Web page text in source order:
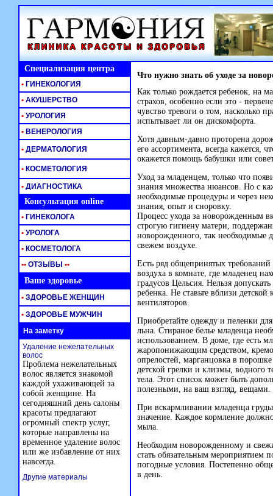
Специализация центра Что нужно знать об уходе за
Как только рождается ребенок, на
страхов, особенно если это -
чувство тревоги о том, насколько
испытывает ли он дискомфорта.
Хотя давным-давно проторена
его ассортимента, всегда кажется,
окажется помощь бабушки или
Уход за младенцем, только что
знания множества нюансов. Но с
необходимые процедуры и через
знания, опыт и сноровку.
Процесс ухода за новорожденным
строгую гигиену матери,
новорожденного, так необходимые
свежем воздухе.
Есть ряд общепринятых
воздуха в комнате, где младенец
градусов Цельсия. Нельзя
ребенка. Не ставьте вблизи
вентиляторов.
Приобретайте одежду и пеленки
льна. Стираное белье младенца
использованием. В доме, где есть
жаропонижающим средством,
опрелостей, марганцовка в
детской грелки и клизмы, водного
тела. Этот список может быть
полезными, на ваш взгляд, вещами.
При вскармливании младенца
значение. Каждое кормление
мыла.
Необходим новорожденному и
стать обязательным мероприятием
погодные условия. Постепенно
в день.
• ГИНЕКОЛОГИЯ
• АКУШЕРСТВО
• УРОЛОГИЯ
• ВЕНЕРОЛОГИЯ
• ДЕРМАТОЛОГИЯ
• КОСМЕТОЛОГИЯ
• ДИАГНОСТИКА
Консультация online
• ГИНЕКОЛОГА
• УРОЛОГА
• КОСМЕТОЛОГА
•• ОТЗЫВЫ ••
Ваше здоровье
• ЗДОРОВЬЕ ЖЕНЩИН
• ЗДОРОВЬЕ МУЖЧИН
На заметку
Удаление нежелательных
волос
Проблема нежелательных
волос является знакомой
каждой ухаживающей за
собой женщине. На
сегодняшний день салоны
красоты предлагают
огромный спектр услуг,
которые направлены на
временное удаление волос
или же избавление от них
навсегда.
Другие материалы